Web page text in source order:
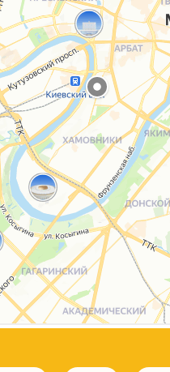
Услуги
Каталог